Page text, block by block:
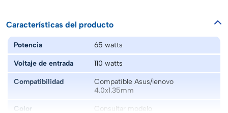
Características del producto
Potencia 65 watts
Voltaje de entrada 110 watts
Compatibilidad
Compatible Asus/lenovo
4.0x1.35mm
Color Consultar modelo